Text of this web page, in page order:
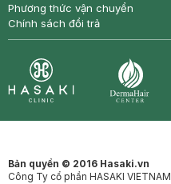
Phương thức vận chuyển
Chính sách đổi trả
Bản quyền © 2016 Hasaki.vn
Công Ty cổ phần HASAKI VIETNAM